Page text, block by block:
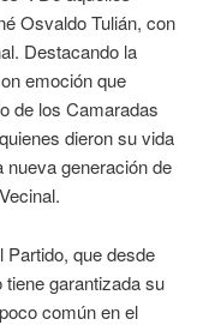
Osvaldo Tulián, con
Destacando la
emoción que
de los Camaradas
dieron su vida
generación de
Partido, que desde
garantizada su
común en el